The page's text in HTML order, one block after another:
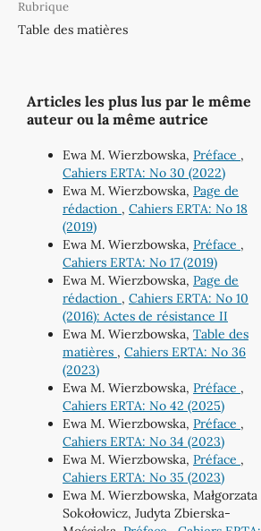
Rubrique
Table des matières
Articles les plus lus par le même
auteur ou la même autrice
Ewa M. Wierzbowska, Préface ,
Cahiers ERTA: No 30 (2022)
Ewa M. Wierzbowska, Page de
rédaction , Cahiers ERTA: No 18
(2019)
Ewa M. Wierzbowska, Préface ,
Cahiers ERTA: No 17 (2019)
Ewa M. Wierzbowska, Page de
rédaction , Cahiers ERTA: No 10
(2016): Actes de résistance II
Ewa M. Wierzbowska, Table des
matières , Cahiers ERTA: No 36
(2023)
Ewa M. Wierzbowska, Préface ,
Cahiers ERTA: No 42 (2025)
Ewa M. Wierzbowska, Préface ,
Cahiers ERTA: No 34 (2023)
Ewa M. Wierzbowska, Préface ,
Cahiers ERTA: No 35 (2023)
Ewa M. Wierzbowska, Małgorzata
Sokołowicz, Judyta Zbierska-